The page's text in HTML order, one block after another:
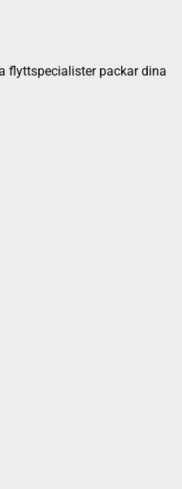
flyttspecialister packar dina